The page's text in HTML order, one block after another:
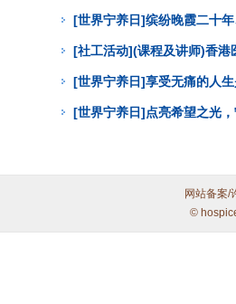
[世界宁养日]缤纷晚霞二十
[社工活动](课程及讲师)香
[世界宁养日]享受无痛的人
[世界宁养日]点亮希望之光
网站备案/
©